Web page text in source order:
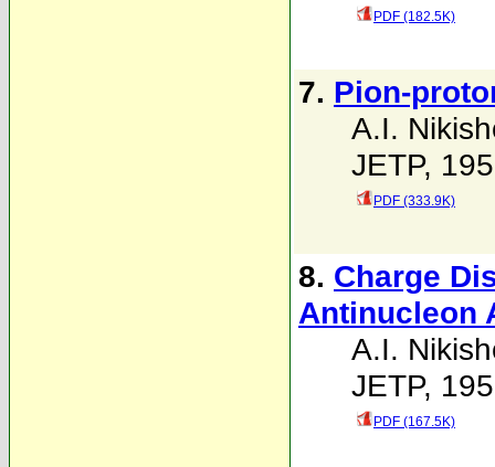
PDF (182.5K)
7. Pion-
A.I.
JETP,
PDF (333.9K)
8. Charge
Antinucleon
A.I.
JETP,
PDF (167.5K)